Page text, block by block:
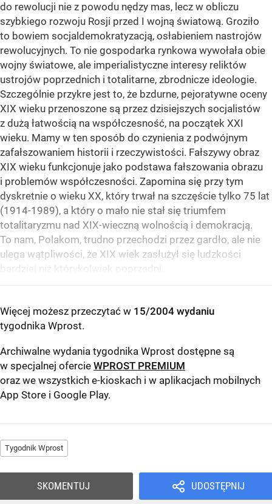
do rewolucji nie z powodu nędzy mas, lecz w obliczu
szybkiego rozwoju Rosji przed I wojną światową. Groziło
to bowiem socjaldemokratyzacją, osłabieniem nastrojów
rewolucyjnych. To nie gospodarka rynkowa wywołała obie
wojny światowe, ale imperialistyczne interesy reliktów
ustrojów poprzednich i totalitarne, zbrodnicze ideologie.
Szczególnie przykre jest to, że bzdurne, pejoratywne oceny
XIX wieku przenoszone są przez dzisiejszych socjalistów
z dużą łatwością na współczesność, na początek XXI
wieku. Mamy w ten sposób do czynienia z podwójnym
zafałszowaniem historii i rzeczywistości. Fałszywy obraz
XIX wieku funkcjonuje jako podstawa fałszowania obrazu
i problemów współczesności. Zapomina się przy tym
dyskretnie o wieku XX, który trwał na szczęście tylko 75 lat
(1914-1989), a który o mało nie stał się triumfem
totalitaryzmu nad XIX-wieczną wolnością i demokracją.
To nam, Polakom, trudno przechodzi przez gardło, ale nie
ulega wątpliwości, że XIX wiek zasłużył się ludzkości
bardziej niż którykolwiek poprzedni.
Więcej możesz przeczytać w 15/2004 wydaniu
tygodnika Wprost.
Archiwalne wydania tygodnika Wprost dostępne są
w specjalnej ofercie WPROST PREMIUM
oraz we wszystkich e-kioskach i w aplikacjach mobilnych
App Store i Google Play.
Tygodnik Wprost
UDOSTĘPNIJ
SKOMENTUJ